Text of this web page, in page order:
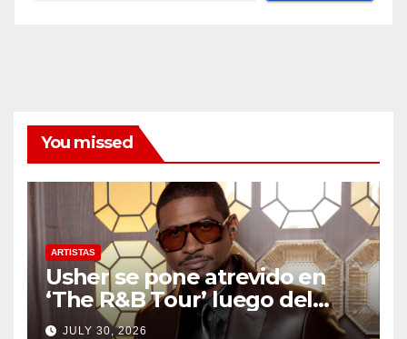
You missed
ARTISTAS
Usher se pone atrevido en
‘The R&B Tour’ luego del
drama de un fan
JULY 30, 2026